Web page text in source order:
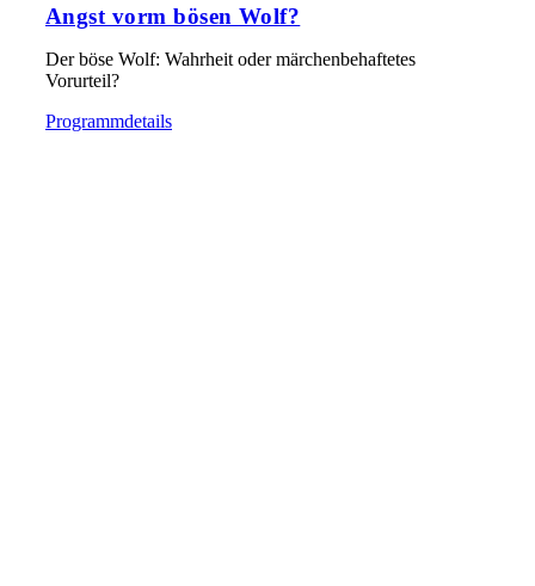
Angst vorm bösen Wolf?
Der böse Wolf: Wahrheit oder märchenbehaftetes
Vorurteil?
Programmdetails